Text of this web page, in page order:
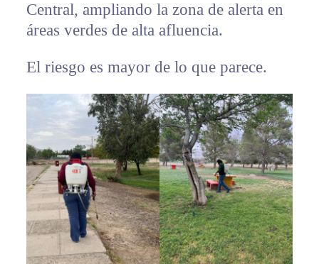
Central, ampliando la zona de alerta en
áreas verdes de alta afluencia.
El riesgo es mayor de lo que parece.